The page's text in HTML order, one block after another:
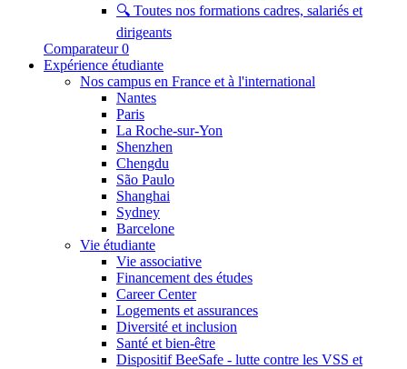
🔍 Toutes nos formations cadres, salariés et
dirigeants
Comparateur 0
Expérience étudiante
Nos campus en France et à l'international
Nantes
Paris
La Roche-sur-Yon
Shenzhen
Chengdu
São Paulo
Shanghai
Sydney
Barcelone
Vie étudiante
Vie associative
Financement des études
Career Center
Logements et assurances
Diversité et inclusion
Santé et bien-être
Dispositif BeeSafe - lutte contre les VSS et